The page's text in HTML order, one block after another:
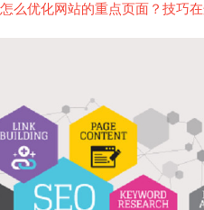
怎么优化网站的重点页面？技巧在